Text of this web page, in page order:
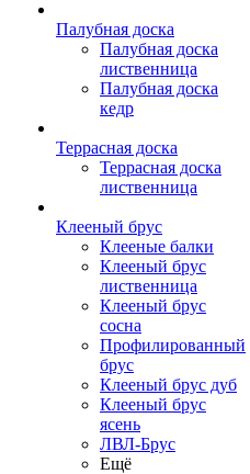
Палубная доска
Палубная доска
лиственница
Палубная доска
кедр
Террасная доска
Террасная доска
лиственница
Клееный брус
Клееные балки
Клееный брус
лиственница
Клееный брус
сосна
Профилированный
брус
Клееный брус дуб
Клееный брус
ясень
ЛВЛ-Брус
Ещё